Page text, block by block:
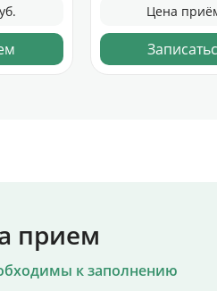
Цена
прием
к заполнению